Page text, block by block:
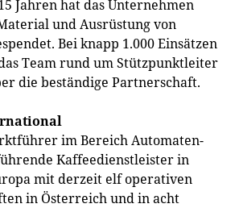
Jahren hat das Unternehmen
und Ausrüstung von
Bei knapp 1.000 Einsätzen
Team rund um Stützpunktleiter
die beständige Partnerschaft.
im Bereich Automaten-
Kaffeedienstleister in
mit derzeit elf operativen
in Österreich und in acht